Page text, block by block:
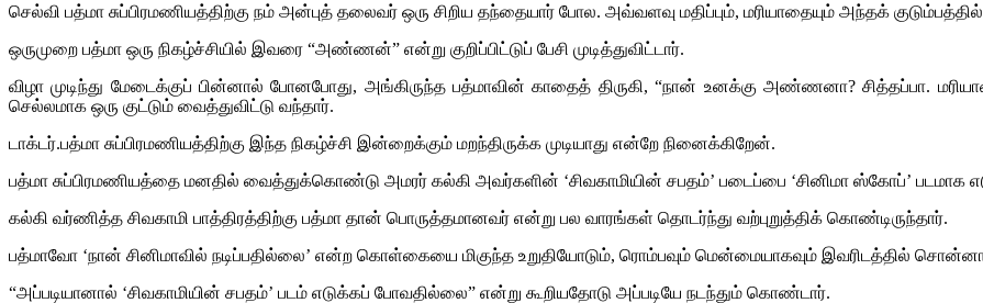
செல்வி பத்மா சுப்பிரமணியத்திற்கு நம் அன்புத் தலைவர் ஒரு சிறிய தந்தையார் போல. அவ்வளவு மதிப்பும், மரியாதையும் அந்தக்
ஒருமுறை பத்மா ஒரு நிகழ்ச்சியில் இவரை “அண்ணன்” என்று குறிப்பிட்டுப் பேசி முடித்துவிட்டார்.
விழா முடிந்து மேடைக்குப் பின்னால் போனபோது, அங்கிருந்த பத்மாவின் காதைத் திருகி, “நான் உனக்கு அண்ணனா? சித்தப்பா.
செல்லமாக ஒரு குட்டும் வைத்துவிட்டு வந்தார்.
டாக்டர்.பத்மா சுப்பிரமணியத்திற்கு இந்த நிகழ்ச்சி இன்றைக்கும் மறந்திருக்க முடியாது என்றே நினைக்கிறேன்.
பத்மா சுப்பிரமணியத்தை மனதில் வைத்துக்கொண்டு அமரர் கல்கி அவர்களின் ‘சிவகாமியின் சபதம்’ படைப்பை ‘சினிமா ஸ்கோப்’ படமாக
கல்கி வர்ணித்த சிவகாமி பாத்திரத்திற்கு பத்மா தான் பொருத்தமானவர் என்று பல வாரங்கள் தொடர்ந்து வற்புறுத்திக் கொண்டிருந்தார்.
பத்மாவோ ‘நான் சினிமாவில் நடிப்பதில்லை’ என்ற கொள்கையை மிகுந்த உறுதியோடும், ரொம்பவும் மென்மையாகவும் இவரிடத்தில்
“அப்படியானால் ‘சிவகாமியின் சபதம்’ படம் எடுக்கப் போவதில்லை” என்று கூறியதோடு அப்படியே நடந்தும் கொண்டார்.